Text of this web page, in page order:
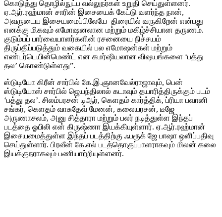
கொடுத்து தொழில்நுட்ப வல்லுநர்கள் உறுதி செய்துள்ளனர்.
ஏ.ஆர்.ரஹ்மான் சாரின் இசையைக் கேட்டு வளர்ந்த நான்,
அவருடைய இசையமைப்பிலேயே திரையில் வருகிறேன் என்பது
எனக்கு மிகவும் எமோஷனலான மற்றும் மகிழ்ச்சியான தருணம்.
குடும்பப் பார்வையாளர்களின் ரசனையை நிச்சயம்
திருப்திப்படுத்தும் வகையில் பல எமோஷன்கள் மற்றும்
எண்டர்டெயின்மெண்ட் என கமர்ஷியலான விஷயங்களை ‘பத்து
தல’ கொண்டுள்ளது”.
ஸ்டுடியோ கிரீன் சார்பில் கே.இ.ஞானவேல்ராஜாவும், பென்
ஸ்டுடியோஸ் சார்பில் ஜெயந்திலால் கடாவும் தயாரித்திருக்கும் படம்
‘பத்து தல’. சிலம்பரசன் டிஆர், கெளதம் கார்த்திக், ப்ரியா பவானி
சங்கர், கெளதம் வாசுதேவ் மேனன், கலையரசன், டீஜே
அருணாசலம், அனு சித்தாரா மற்றும் பலர் நடித்துள்ள இந்தப்
படத்தை ஓபிலி என் கிருஷ்ணா இயக்கியுள்ளார். ஏ.ஆர்.ரஹ்மான்
இசையமைத்துள்ள இந்தப் படத்திற்கு ஃபரூக் ஜே பாஷா ஒளிப்பதிவு
செய்துள்ளார். பிரவீன் கே.எல் படத்தொகுப்பாளராகவும் மிலன் கலை
இயக்குநராகவும் பணியாற்றியுள்ளனர்.